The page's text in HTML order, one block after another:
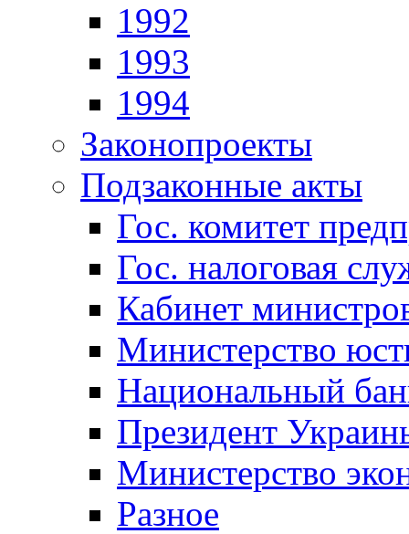
1992
1993
1994
Законопроекты
Подзаконные акты
Гос. комитет
Гос. налоговая
Кабинет
Министерство
Национальный
Президент
Министерство
Разное